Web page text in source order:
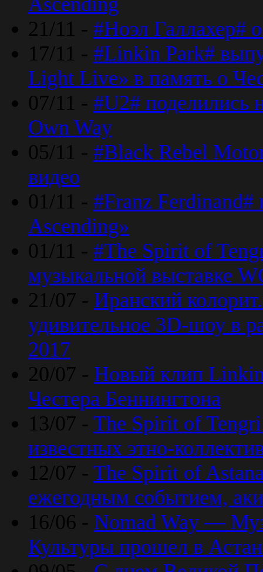
21/11 - #Ноэл Галлахер#
17/11 - #Linkin Park#
Light Live» в память о
07/11 - #U2#
Own Way
05/11 - #Black Rebel
видео
01/11 - #Franz Ferdinand#
Ascending»
01/11 - #The Spirit of
музыкальной выставке
21/07 - Иранский
удивительное 3D-шоу в
2017
20/07 - Новый клип Linkin
Честера Беннингтона
13/07 - The Spirit of Tengri
известных этно-
12/07 - The Spirit of
ежегодным событием,
16/06 - Nomad Way —
Культуры прошел в